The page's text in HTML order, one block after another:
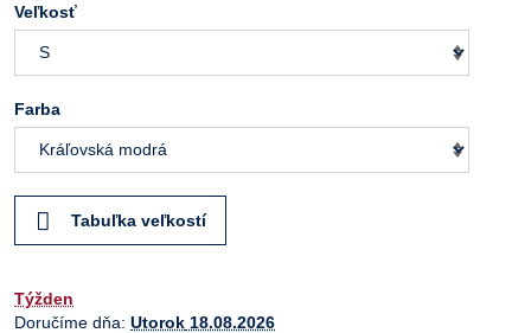
Veľkosť
Farba
Tabuľka veľkostí
Týžden
Doručíme dňa: Utorok 18.08.2026